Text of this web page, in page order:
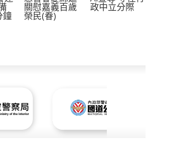
鐘
關慰嘉義百歲
榮民(眷)
政中立分際